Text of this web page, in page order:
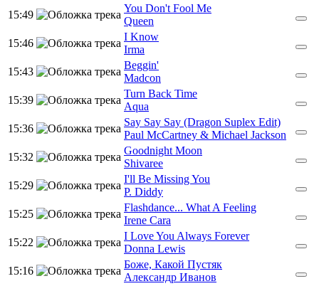
15:49
You Don't Fool Me
Queen
15:46
I Know
Irma
15:43
Beggin'
Madcon
15:39
Turn Back Time
Aqua
15:36
Say Say Say (Dragon Suplex Edit)
Paul McCartney & Michael Jackson
15:32
Goodnight Moon
Shivaree
15:29
I'll Be Missing You
P. Diddy
15:25
Flashdance... What A Feeling
Irene Cara
15:22
I Love You Always Forever
Donna Lewis
15:16
Боже, Какой Пустяк
Александр Иванов